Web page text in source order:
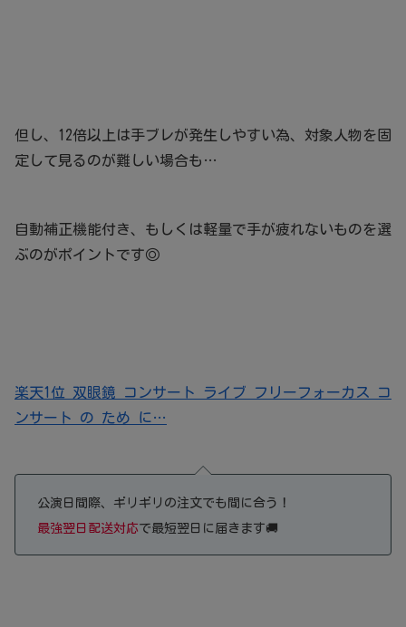
但し、12倍以上は手ブレが発生しやすい為、対象人物を固
定して見るのが難しい場合も…
自動補正機能付き、もしくは軽量で手が疲れないものを選
ぶのがポイントです◎
楽天1位 双眼鏡 コンサート ライブ フリーフォーカス コ
ンサート の ため に…
公演日間際、ギリギリの注文でも間に合う！
最強翌日配送対応で最短翌日に届きます🚚